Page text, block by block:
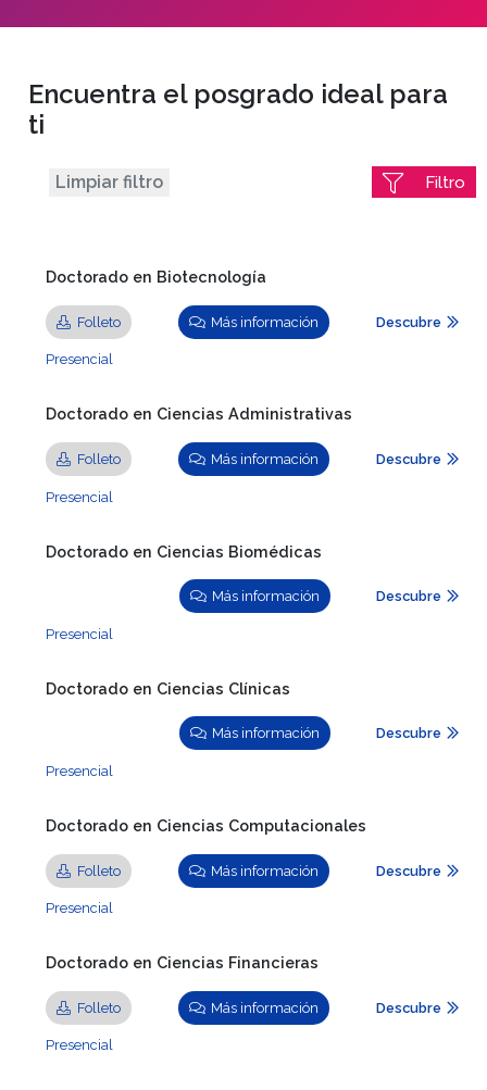
Encuentra el posgrado ideal para
ti
Limpiar filtro Filtro
Doctorado en Biotecnología
Folleto Más información Descubre
Presencial
Doctorado en Ciencias Administrativas
Folleto Más información Descubre
Presencial
Doctorado en Ciencias Biomédicas
Más información Descubre
Presencial
Doctorado en Ciencias Clínicas
Más información Descubre
Presencial
Doctorado en Ciencias Computacionales
Folleto Más información Descubre
Presencial
Doctorado en Ciencias Financieras
Folleto Más información Descubre
Presencial